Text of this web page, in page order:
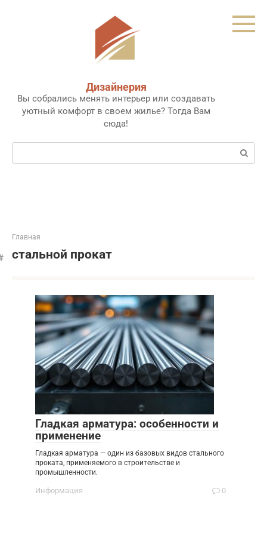
Дизайнерия
Вы собрались менять интерьер или создавать
уютный комфорт в своем жилье? Тогда Вам
сюда!
Поиск:
Главная
стальной прокат
Гладкая арматура: особенности и
применение
Гладкая арматура — один из базовых видов стального
проката, применяемого в строительстве и
промышленности.
Информация 0